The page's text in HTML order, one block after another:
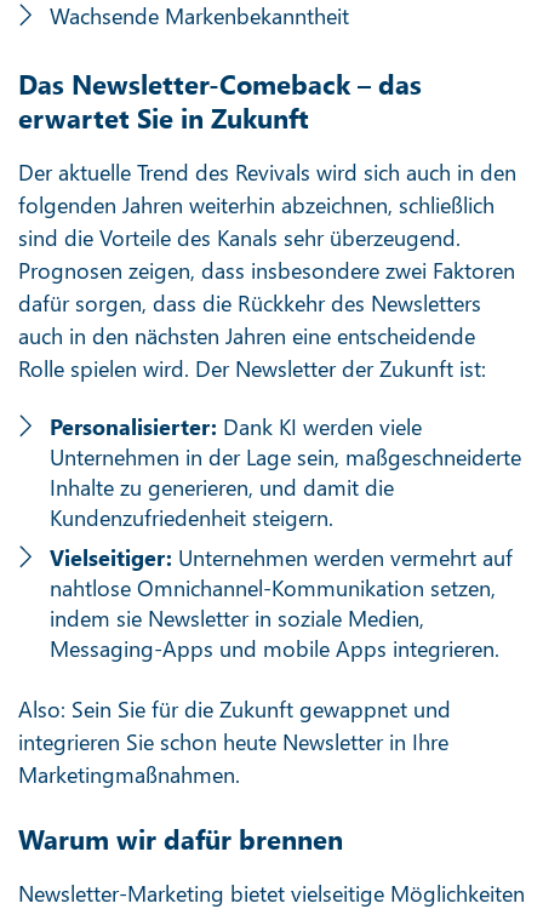
Wachsende Markenbekanntheit
Das Newsletter-Comeback – das
erwartet Sie in Zukunft
Der aktuelle Trend des Revivals wird sich auch in den
folgenden Jahren weiterhin abzeichnen, schließlich
sind die Vorteile des Kanals sehr überzeugend.
Prognosen zeigen, dass insbesondere zwei Faktoren
dafür sorgen, dass die Rückkehr des Newsletters
auch in den nächsten Jahren eine entscheidende
Rolle spielen wird. Der Newsletter der Zukunft ist:
Personalisierter: Dank KI werden viele
Unternehmen in der Lage sein, maßgeschneiderte
Inhalte zu generieren, und damit die
Kundenzufriedenheit steigern.
Vielseitiger: Unternehmen werden vermehrt auf
nahtlose Omnichannel-Kommunikation setzen,
indem sie Newsletter in soziale Medien,
Messaging-Apps und mobile Apps integrieren.
Also: Sein Sie für die Zukunft gewappnet und
integrieren Sie schon heute Newsletter in Ihre
Marketingmaßnahmen.
Warum wir dafür brennen
Newsletter-Marketing bietet vielseitige Möglichkeiten